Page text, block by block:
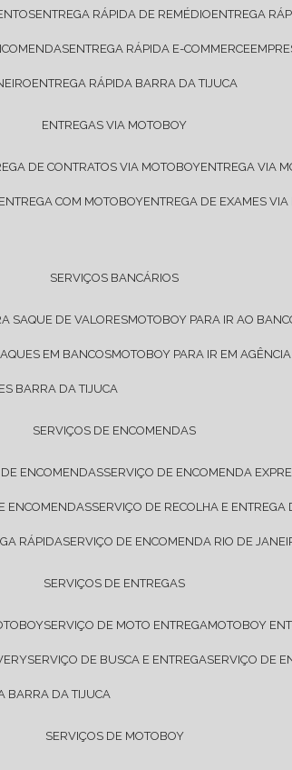
ENTREGA RÁPIDA DE REMÉDIO ENTREGA
ENTREGA RÁPIDA E-COMMERCE
ENTREGA RÁPIDA BARRA DA TIJUCA
ENTREGAS VIA MOTOBOY
DE CONTRATOS VIA MOTOBOY ENTREGA VIA
ENTREGA COM MOTOBOY ENTREGA DE EXAMES
SERVIÇOS BANCÁRIOS
SAQUE DE VALORES MOTOBOY PARA IR AO
EM BANCOS MOTOBOY PARA IR EM
BARRA DA TIJUCA
SERVIÇOS DE ENCOMENDAS
DE ENCOMENDAS SERVIÇO DE ENCOMENDA
ENCOMENDAS SERVIÇO DE RECOLHA E
RÁPIDA SERVIÇO DE ENCOMENDA RIO DE
SERVIÇOS DE ENTREGAS
SERVIÇO DE MOTO ENTREGA MOTOBOY
SERVIÇO DE BUSCA E ENTREGA SERVIÇO DE
BARRA DA TIJUCA
SERVIÇOS DE MOTOBOY